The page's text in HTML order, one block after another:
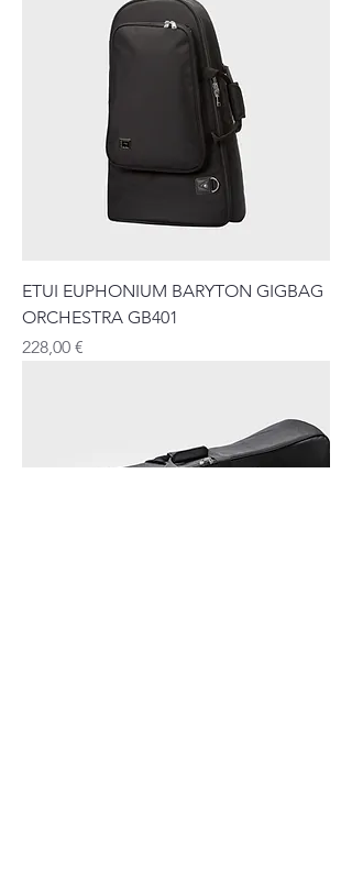
ETUI EUPHONIUM BARYTON GIGBAG
ORCHESTRA GB401
Prix
228,00 €